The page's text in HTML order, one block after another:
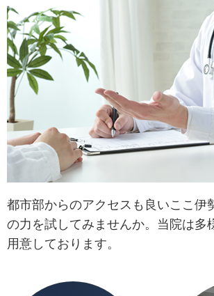
都市部からのアクセスも良いここ伊
の力を試してみませんか。当院は多
用意しております。